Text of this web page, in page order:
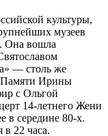
культуры,
музеев
Она вошла
— столь же
Памяти Ирины
с Ольгой
14-летнего Жени
в середине 80-х.
22 часа.